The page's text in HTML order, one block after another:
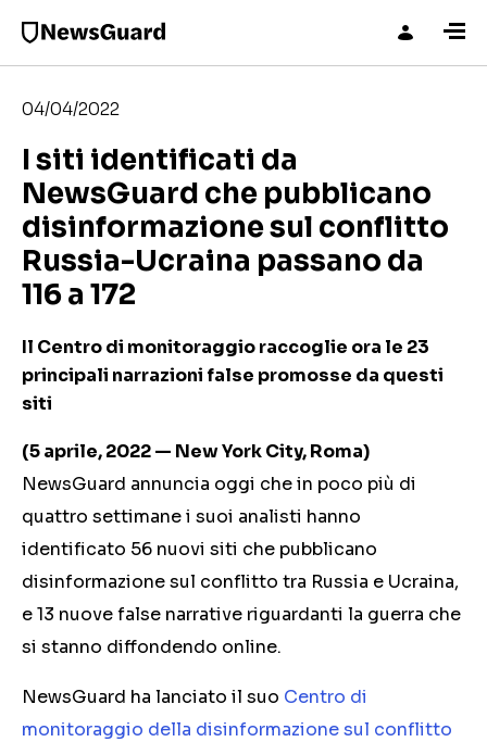
04/04/2022
I siti identificati da
NewsGuard che pubblicano
disinformazione sul conflitto
Russia-Ucraina passano da
116 a 172
Il Centro di monitoraggio raccoglie ora le 23
principali narrazioni false promosse da questi
siti
(5 aprile, 2022 — New York City, Roma)
NewsGuard annuncia oggi che in poco più di
quattro settimane i suoi analisti hanno
identificato 56 nuovi siti che pubblicano
disinformazione sul conflitto tra Russia e Ucraina,
e13 nuove false narrative riguardanti la guerra che
si stanno diffondendo online.
NewsGuard ha lanciato il suo Centro di
monitoraggio della disinformazione sul conflitto